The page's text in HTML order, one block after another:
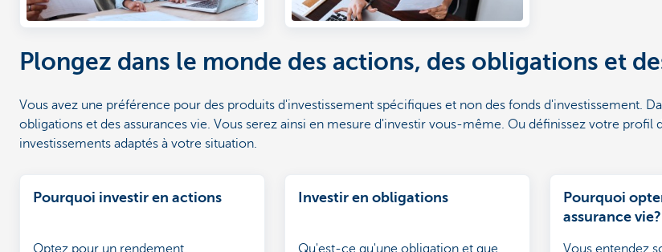
Plongez dans le monde des actions, des obligations et
Vous avez une préférence pour des produits d'investissement spécifiques et non des fonds d'investissement.
obligations et des assurances vie. Vous serez ainsi en mesure d'investir vous-même. Ou définissez votre profil
investissements adaptés à votre situation.
Pourquoi investir en actions
Optez pour un rendement
Investir en obligations
Qu'est-ce qu'une obligation et que
Pourquoi
assurance vie?
Vous entendez